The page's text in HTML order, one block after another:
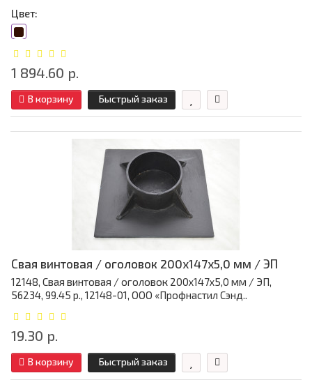
Цвет:
1 894.60 р.
В корзину Быстрый заказ
Свая винтовая / оголовок 200x147x5,0 мм / ЭП
12148, Свая винтовая / оголовок 200x147x5,0 мм / ЭП,
56234, 99.45 р., 12148-01, ООО «Профнастил Сэнд..
19.30 р.
В корзину Быстрый заказ